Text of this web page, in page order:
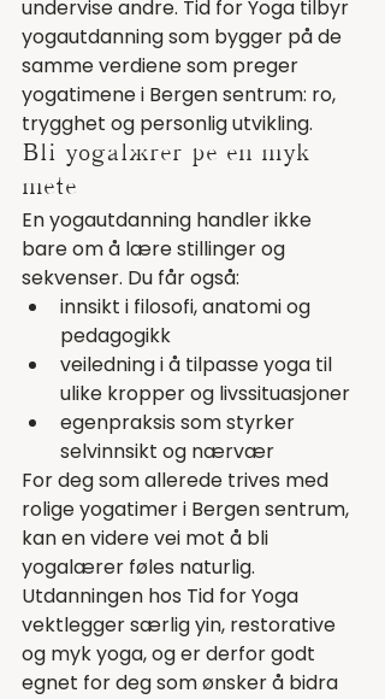
undervise andre. Tid for Yoga tilbyr
yogautdanning som bygger på de
samme verdiene som preger
yogatimene i Bergen sentrum: ro,
trygghet og personlig utvikling.
Bli yogalærer på en myk
måte
En yogautdanning handler ikke
bare om å lære stillinger og
sekvenser. Du får også:
innsikt i filosofi, anatomi og
pedagogikk
veiledning i å tilpasse yoga til
ulike kropper og livssituasjoner
egenpraksis som styrker
selvinnsikt og nærvær
For deg som allerede trives med
rolige yogatimer i Bergen sentrum,
kan en videre vei mot å bli
yogalærer føles naturlig.
Utdanningen hos Tid for Yoga
vektlegger særlig yin, restorative
og myk yoga, og er derfor godt
egnet for deg som ønsker å bidra